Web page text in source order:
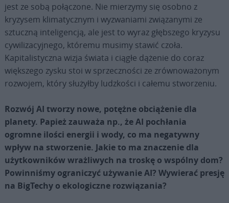
jest ze sobą połączone. Nie mierzymy się osobno z
kryzysem klimatycznym i wyzwaniami związanymi ze
sztuczną inteligencją, ale jest to wyraz głębszego kryzysu
cywilizacyjnego, któremu musimy stawić czoła.
Kapitalistyczna wizja świata i ciągłe dążenie do coraz
większego zysku stoi w sprzeczności ze zrównoważonym
rozwojem, który służyłby ludzkości i całemu stworzeniu.
Rozwój AI tworzy nowe, potężne obciążenie dla
planety. Papież zauważa np., że AI pochłania
ogromne ilości energii i wody, co ma negatywny
wpływ na stworzenie. Jakie to ma znaczenie dla
użytkowników wrażliwych na troskę o wspólny dom?
Powinniśmy ograniczyć używanie AI? Wywierać presję
na BigTechy o ekologiczne rozwiązania?